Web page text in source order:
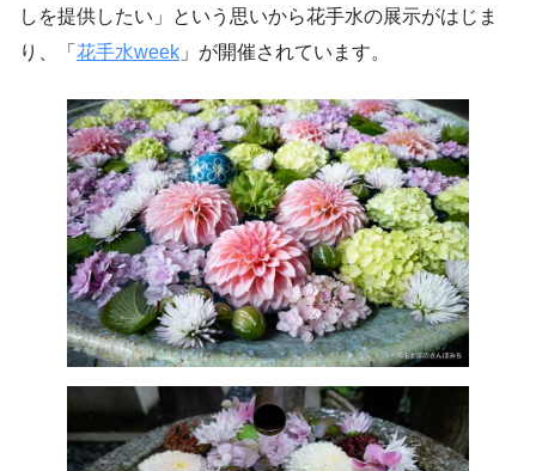
しを提供したい」という思いから花手水の展示がはじま
り、「 花手水week 」が開催されています。